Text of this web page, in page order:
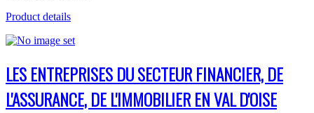
Product details
LES ENTREPRISES DU SECTEUR FINANCIER, DE
L'ASSURANCE, DE L'IMMOBILIER EN VAL D'OISE